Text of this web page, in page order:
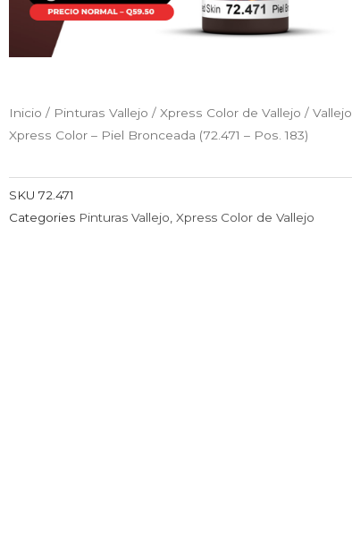
Inicio / Pinturas Vallejo / Xpress Color de Vallejo / Vallejo
Xpress Color – Piel Bronceada (72.471 – Pos. 183)
SKU 72.471
Categories Pinturas Vallejo Xpress Color de Vallejo